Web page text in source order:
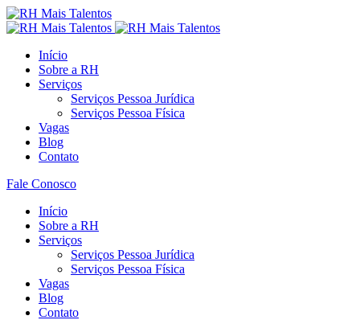
Início
Sobre a RH
Serviços
Serviços Pessoa Jurídica
Serviços Pessoa Física
Vagas
Blog
Contato
Fale Conosco
Início
Sobre a RH
Serviços
Serviços Pessoa Jurídica
Serviços Pessoa Física
Vagas
Blog
Contato